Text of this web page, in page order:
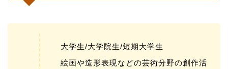
大学生/大学院生/短期大学生
絵画や造形表現などの芸術分野の創作活